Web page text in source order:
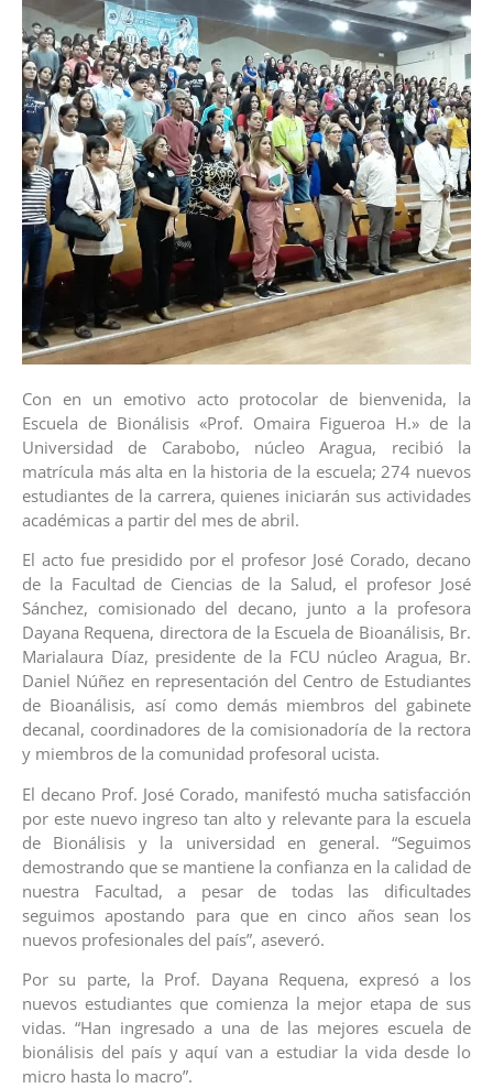
Con en un emotivo acto protocolar de bienvenida, la
Escuela de Bionálisis «Prof. Omaira Figueroa H.» de la
Universidad de Carabobo, núcleo Aragua, recibió la
matrícula más alta en la historia de la escuela; 274 nuevos
estudiantes de la carrera, quienes iniciarán sus actividades
académicas a partir del mes de abril.
El acto fue presidido por el profesor José Corado, decano
de la Facultad de Ciencias de la Salud, el profesor José
Sánchez, comisionado del decano, junto a la profesora
Dayana Requena, directora de la Escuela de Bioanálisis, Br.
Marialaura Díaz, presidente de la FCU núcleo Aragua, Br.
Daniel Núñez en representación del Centro de Estudiantes
de Bioanálisis, así como demás miembros del gabinete
decanal, coordinadores de la comisionadoría de la rectora
y miembros de la comunidad profesoral ucista.
El decano Prof. José Corado, manifestó mucha satisfacción
por este nuevo ingreso tan alto y relevante para la escuela
de Bionálisis y la universidad en general. “Seguimos
demostrando que se mantiene la confianza en la calidad de
nuestra Facultad, a pesar de todas las dificultades
seguimos apostando para que en cinco años sean los
nuevos profesionales del país”, aseveró.
Por su parte, la Prof. Dayana Requena, expresó a los
nuevos estudiantes que comienza la mejor etapa de sus
vidas. “Han ingresado a una de las mejores escuela de
bionálisis del país y aquí van a estudiar la vida desde lo
micro hasta lo macro”.